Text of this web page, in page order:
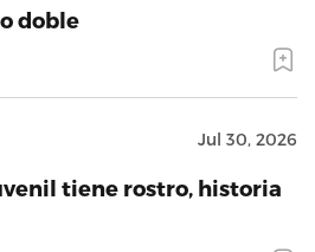
doble
Jul 30, 2026
tiene rostro, historia